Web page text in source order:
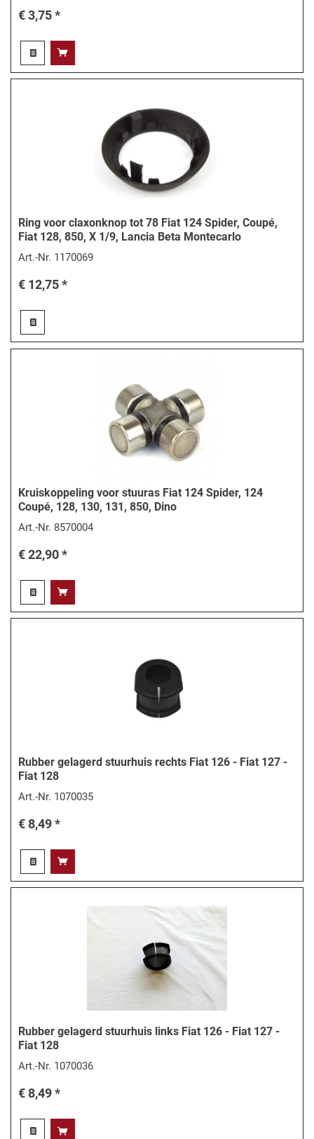
€ 3,75 *
Ring voor claxonknop tot 78 Fiat 124 Spider, Coupé,
Fiat 128, 850, X 1/9, Lancia Beta Montecarlo
Art.-Nr. 1170069
€ 12,75 *
Kruiskoppeling voor stuuras Fiat 124 Spider, 124
Coupé, 128, 130, 131, 850, Dino
Art.-Nr. 8570004
€ 22,90 *
Rubber gelagerd stuurhuis rechts Fiat 126 - Fiat 127 -
Fiat 128
Art.-Nr. 1070035
€ 8,49 *
Rubber gelagerd stuurhuis links Fiat 126 - Fiat 127 -
Fiat 128
Art.-Nr. 1070036
€ 8,49 *